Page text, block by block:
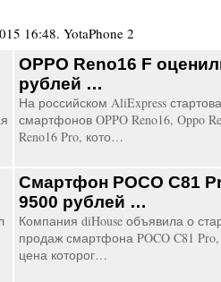
16:48. YotaPhone 2
OPPO Reno16 F
рублей …
На российском AliExpress
смартфонов OPPO Reno16, Oppo
Reno16 Pro, кото…
Смартфон POCO C81
9500 рублей …
Компания diHouse объявила о
продаж смартфона POCO C81
цена которог…